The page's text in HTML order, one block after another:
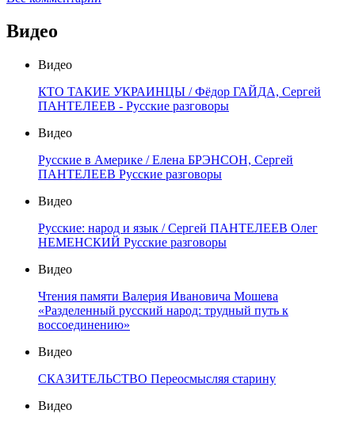
Видео
Видео
КТО ТАКИЕ УКРАИНЦЫ / Фёдор ГАЙДА, Сергей
ПАНТЕЛЕЕВ - Русские разговоры
Видео
Русские в Америке / Елена БРЭНСОН, Сергей
ПАНТЕЛЕЕВ Русские разговоры
Видео
Русские: народ и язык / Сергей ПАНТЕЛЕЕВ Олег
НЕМЕНСКИЙ Русские разговоры
Видео
Чтения памяти Валерия Ивановича Мошева
«Разделенный русский народ: трудный путь к
воссоединению»
Видео
СКАЗИТЕЛЬСТВО Переосмысляя старину
Видео